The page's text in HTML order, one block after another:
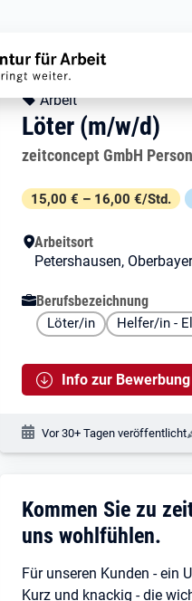
Stellendetails
Löter (m/w/d)
Löter (m/w/d)
Kopfbereich
Angebotsart:
Arbeit
Löter (m/w/d)
Arbeitgeber:
zeitconcept GmbH
Besondere
15,00 € – 16,00 €/Std.
Arbeitsort
Petershausen,
Berufsbezeichnung
Löter/in Helfer/in -
Info zur Bewerbung
Veröffentlichungsdatum:
Vor 30+ Tagen veröffentlicht
Kommen Sie zu
uns wohlfühlen.
Für unseren Kunden - ein
Kurz und knackig - die